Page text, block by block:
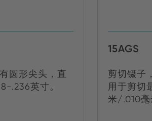
圆形尖头，直
.236英寸。
15AGS
剪切镊子
用于剪切
米/.010毫